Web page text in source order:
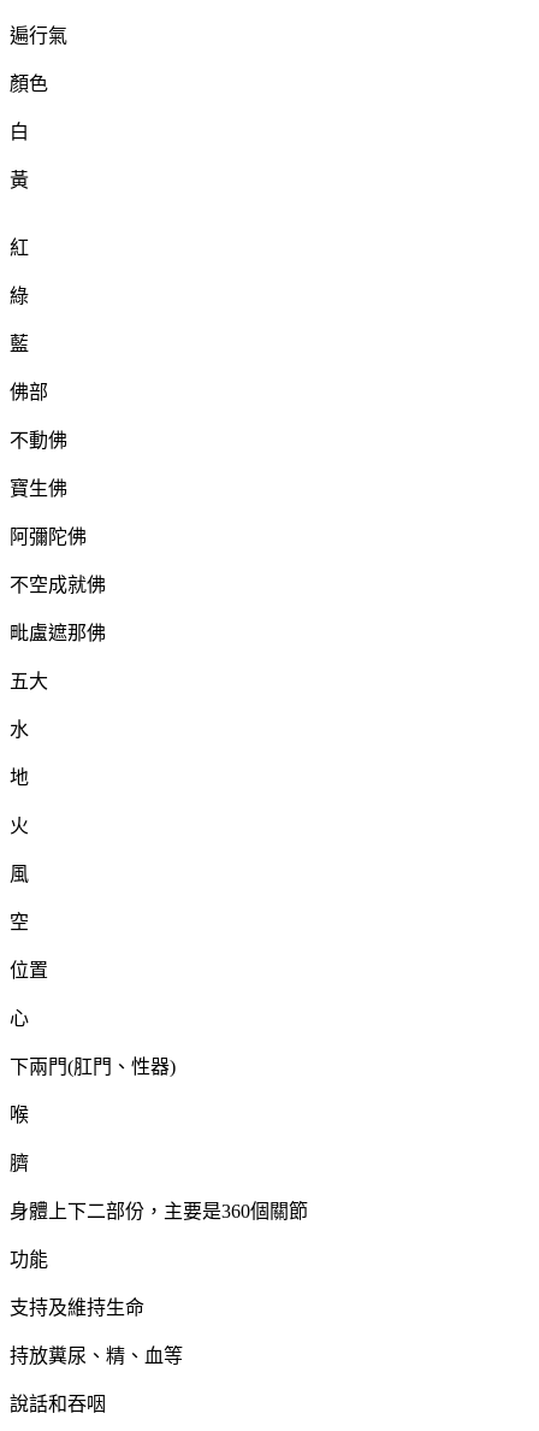
遍行氣
顏色
白
黃
紅
綠
藍
佛部
不動佛
寶生佛
阿彌陀佛
不空成就佛
毗盧遮那佛
五大
水
地
火
風
空
位置
心
下兩門(肛門、性器)
喉
臍
身體上下二部份，主要是360個關節
功能
支持及維持生命
持放糞尿、精、血等
說話和吞咽